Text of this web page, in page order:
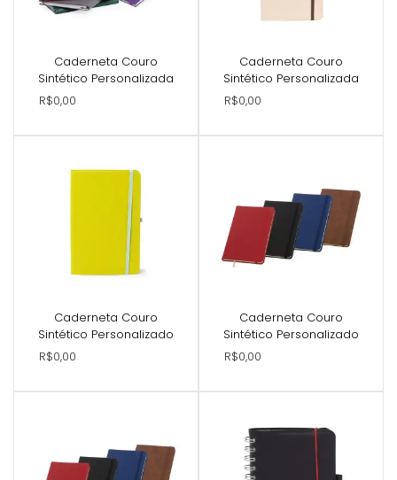
Caderneta Couro
Sintético Personalizada
R$0,00
Caderneta Couro
Sintético Personalizada
R$0,00
Caderneta Couro
Sintético Personalizado
R$0,00
Caderneta Couro
Sintético Personalizado
R$0,00